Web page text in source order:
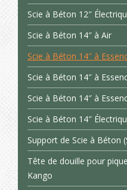
Scie à Béton 12″
Scie à Béton 14″ à Air
Scie à Béton 14″ à
Scie à Béton 14″ à
Scie à Béton 14″ à
Scie à Béton 14″
Support de Scie à Béton
Tête de douille pour
Kango